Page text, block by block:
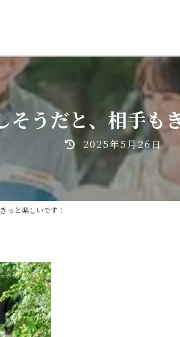
そうだと、相手も
最
更
新
日
2025年5月26日
っと楽しいです！